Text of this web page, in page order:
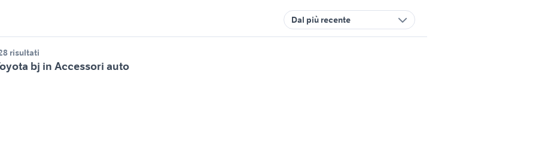
Dal più recente
risultati
bj in Accessori auto